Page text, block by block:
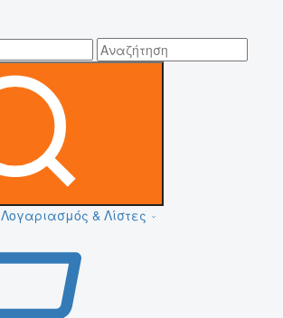
Λογαριασμός & Λίστες